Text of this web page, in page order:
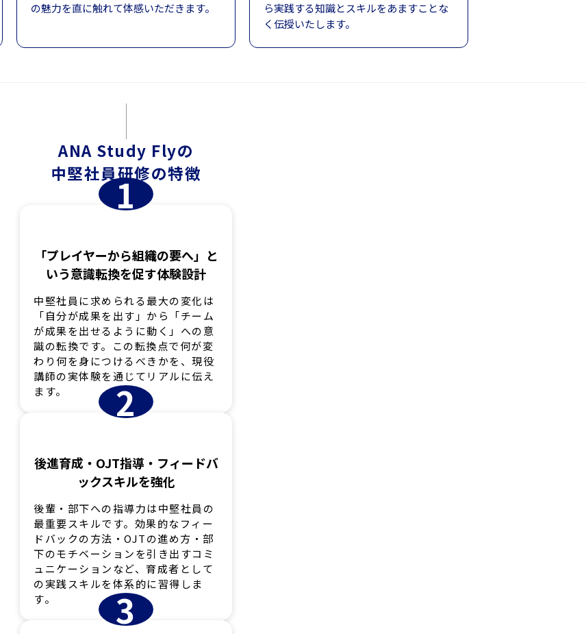
の魅力を直に触れて体感いただきます。
ら実践する知識とスキルをあますことな
く伝授いたします。
ANA Study Flyの
中堅社員研修の特徴
1
「プレイヤーから組織の要へ」と
いう意識転換を促す体験設計
中堅社員に求められる最大の変化は
「自分が成果を出す」から「チーム
が成果を出せるように動く」への意
識の転換です。この転換点で何が変
わり何を身につけるべきかを、現役
講師の実体験を通じてリアルに伝え
ます。
2
後進育成・OJT指導・フィードバ
ックスキルを強化
後輩・部下への指導力は中堅社員の
最重要スキルです。効果的なフィー
ドバックの方法・OJTの進め方・部
下のモチベーションを引き出すコミ
ュニケーションなど、育成者として
の実践スキルを体系的に習得しま
す。
3